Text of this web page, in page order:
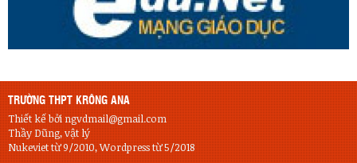
TRƯỜNG THPT KRÔNG ANA
Thiết kế bởi ngvdmail@gmail.com
Thầy Dũng, vật lý
Nukeviet từ 9/2010, Wordpress từ 5/2018